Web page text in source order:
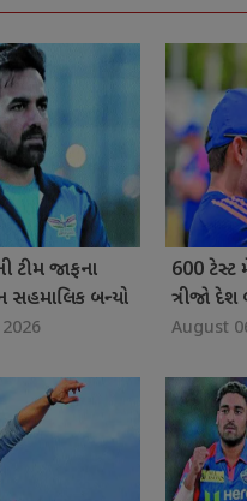
ટીમ જાફના
સહમાલિક બન્યો
600 ટેસ્ટ
ત્રીજો
August